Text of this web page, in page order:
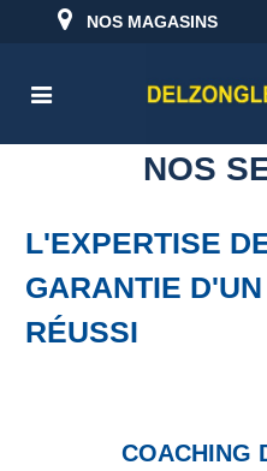
NOS MAGASINS
NOS
L'EXPERTISE
GARANTIE
RÉUSSI
COACHING